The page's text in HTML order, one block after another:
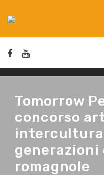
Tomorrow
concorso
generazioni
romagnole